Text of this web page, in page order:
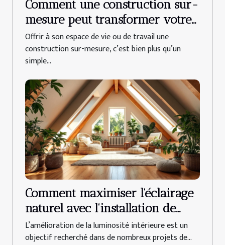
Comment une construction sur-
mesure peut transformer votre
quotidien ?
Offrir à son espace de vie ou de travail une
construction sur-mesure, c’est bien plus qu’un
simple...
Comment maximiser l'éclairage
naturel avec l'installation de
fenêtres de toit ?
L’amélioration de la luminosité intérieure est un
objectif recherché dans de nombreux projets de...